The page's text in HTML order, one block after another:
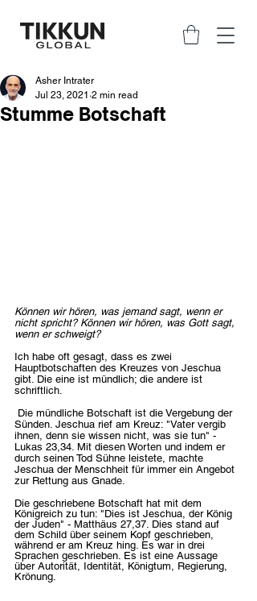
Stumme Botschaft
Asher Intrater
Jul 23, 2021 2 min read
Können wir hören, was jemand sagt, wenn er
nicht spricht? Können wir hören, was Gott sagt,
wenn er schweigt?
Ich habe oft gesagt, dass es zwei
Hauptbotschaften des Kreuzes von Jeschua
gibt. Die eine ist mündlich; die andere ist
schriftlich.
Sünden. Jeschua rief am Kreuz: "Vater vergib
ihnen, denn sie wissen nicht, was sie tun" -
Lukas 23,34. Mit diesen Worten und indem er
durch seinen Tod Sühne leistete, machte
Jeschua der Menschheit für immer ein Angebot
zur Rettung aus Gnade.
Die geschriebene Botschaft hat mit dem
Königreich zu tun: "Dies ist Jeschua, der König
der Juden" - Matthäus 27,37. Dies stand auf
dem Schild über seinem Kopf geschrieben,
während er am Kreuz hing. Es war in drei
Sprachen geschrieben. Es ist eine Aussage
über Autorität, Identität, Königtum, Regierung,
Krönung.